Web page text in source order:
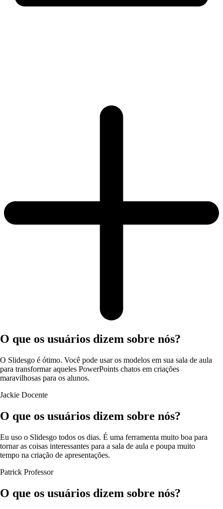
O que os usuários dizem sobre nós?
O Slidesgo é ótimo. Você pode usar os modelos em sua sala de aula
para transformar aqueles PowerPoints chatos em criações
maravilhosas para os alunos.
Jackie Docente
O que os usuários dizem sobre nós?
Eu uso o Slidesgo todos os dias. É uma ferramenta muito boa para
tornar as coisas interessantes para a sala de aula e poupa muito
tempo na criação de apresentações.
Patrick Professor
O que os usuários dizem sobre nós?